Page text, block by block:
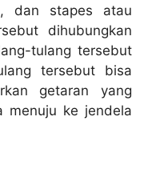
dan stapes atau
dihubungkan
tulang tersebut
tersebut bisa
getaran yang
menuju ke jendela